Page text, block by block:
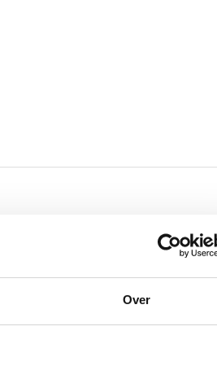
Over